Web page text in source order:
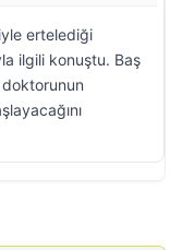
ertelediği
ilgili konuştu. Baş
doktorunun